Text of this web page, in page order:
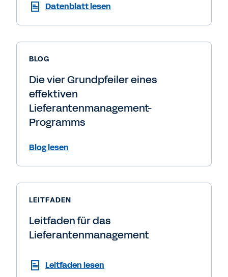
Datenblatt lesen
BLOG
Die vier Grundpfeiler eines
effektiven
Lieferantenmanagement-
Programms
Blog lesen
LEITFADEN
Leitfaden für das
Lieferantenmanagement
Leitfaden lesen